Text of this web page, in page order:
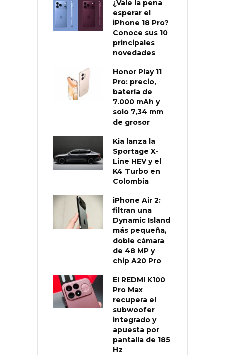
¿Vale la pena
esperar el
iPhone 18 Pro?
Conoce sus 10
principales
novedades
Honor Play 11
Pro: precio,
batería de
7.000 mAh y
solo 7,34 mm
de grosor
Kia lanza la
Sportage X-
Line HEV y el
K4 Turbo en
Colombia
iPhone Air 2:
filtran una
Dynamic Island
más pequeña,
doble cámara
de 48 MP y
chip A20 Pro
El REDMI K100
Pro Max
recupera el
subwoofer
integrado y
apuesta por
pantalla de 185
Hz